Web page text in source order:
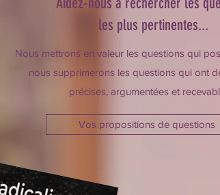
les plus pertinentes...
Nous mettrons en valeur les questions qui
nous supprimerons les questions qui ont
précises, argumentées et
Vos propositions de questions